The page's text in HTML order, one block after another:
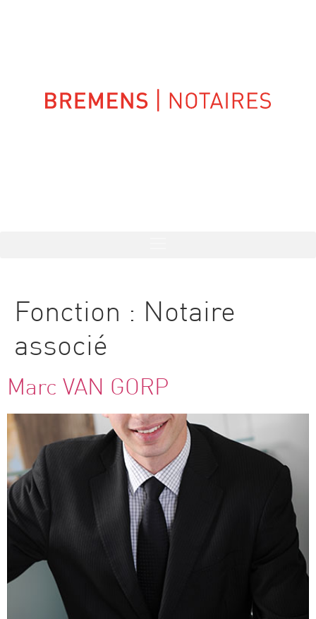
Fonction : Notaire
associé
Marc VAN GORP